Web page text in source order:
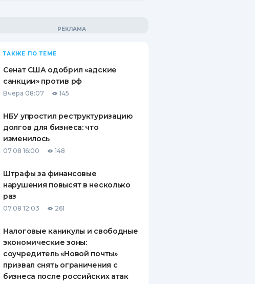
ТАКЖЕ ПО ТЕМЕ
Сенат США одобрил «адские
санкции» против рф
Вчера 08:07 145
НБУ упростил реструктуризацию
долгов для бизнеса: что
изменилось
07.08 16:00 148
Штрафы за финансовые
нарушения повысят в несколько
раз
07.08 12:03 261
Налоговые каникулы и свободные
экономические зоны:
соучредитель «Новой почты»
призвал снять ограничения с
бизнеса после российских атак